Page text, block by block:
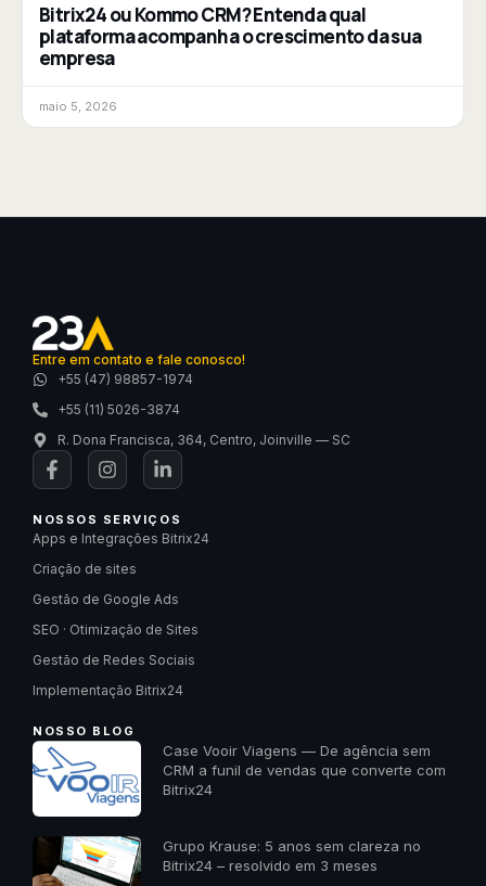
Bitrix24 ou Kommo CRM? Entenda qual
plataforma acompanha o crescimento da sua
empresa
maio 5, 2026
Entre em contato e fale conosco!
+55 (47) 98857-1974
+55 (11) 5026-3874
R. Dona Francisca, 364, Centro, Joinville — SC
NOSSOS SERVIÇOS
Apps e Integrações Bitrix24
Criação de sites
Gestão de Google Ads
SEO · Otimização de Sites
Gestão de Redes Sociais
Implementação Bitrix24
NOSSO BLOG
Case Vooir Viagens — De agência sem
CRM a funil de vendas que converte com
Bitrix24
Grupo Krause: 5 anos sem clareza no
Bitrix24 – resolvido em 3 meses